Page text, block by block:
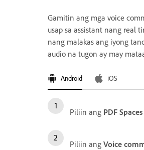
Gamitin ang mga voice
usap sa assistant nang real
nang malakas ang iyong
audio na tugon ay may
Android iOS
Piliin ang PDF Spaces
Piliin ang Voice